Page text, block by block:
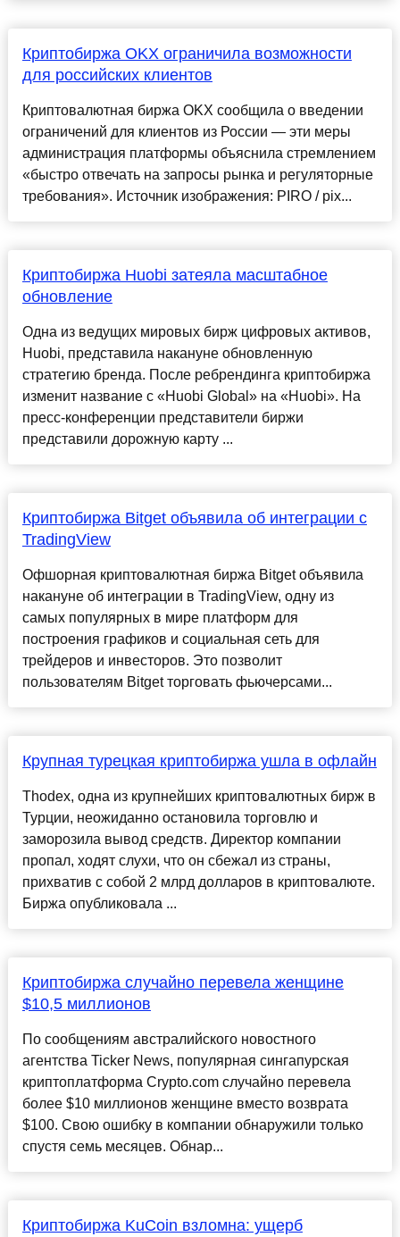
Криптобиржа OKX ограничила возможности
для российских клиентов
Криптовалютная биржа OKX сообщила о введении
ограничений для клиентов из России — эти меры
администрация платформы объяснила стремлением
«быстро отвечать на запросы рынка и регуляторные
требования». Источник изображения: PIRO / pix...
Криптобиржа Huobi затеяла масштабное
обновление
Одна из ведущих мировых бирж цифровых активов,
Huobi, представила накануне обновленную
стратегию бренда. После ребрендинга криптобиржа
изменит название с «Huobi Global» на «Huobi». На
пресс-конференции представители биржи
представили дорожную карту ...
Криптобиржа Bitget объявила об интеграции с
TradingView
Офшорная криптовалютная биржа Bitget объявила
накануне об интеграции в TradingView, одну из
самых популярных в мире платформ для
построения графиков и социальная сеть для
трейдеров и инвесторов. Это позволит
пользователям Bitget торговать фьючерсами...
Крупная турецкая криптобиржа ушла в офлайн
Thodex, одна из крупнейших криптовалютных бирж в
Турции, неожиданно остановила торговлю и
заморозила вывод средств. Директор компании
пропал, ходят слухи, что он сбежал из страны,
прихватив с собой 2 млрд долларов в криптовалюте.
Биржа опубликовала ...
Криптобиржа случайно перевела женщине
$10,5 миллионов
По сообщениям австралийского новостного
агентства Ticker News, популярная сингапурская
криптоплатформа Crypto.com случайно перевела
более $10 миллионов женщине вместо возврата
$100. Свою ошибку в компании обнаружили только
спустя семь месяцев. Обнар...
Криптобиржа KuCoin взломна: ущерб